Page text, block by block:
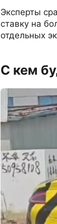
Эксперты
ставку на
отдельных
С кем